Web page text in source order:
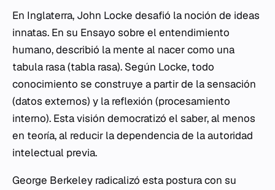
En Inglaterra, John Locke desafió la noción de ideas
innatas. En su Ensayo sobre el entendimiento
humano, describió la mente al nacer como una
tabula rasa(tabla rasa). Según Locke, todo
conocimiento se construye a partir de la sensación
(datos externos) y la reflexión (procesamiento
interno). Esta visión democratizó el saber, al menos
en teoría, al reducir la dependencia de la autoridad
intelectual previa.
George Berkeley radicalizó esta postura con su